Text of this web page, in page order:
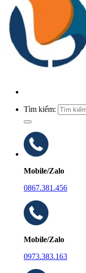
Tìm kiếm:
Mobile/Zalo
0867.381.456
Mobile/Zalo
0973.383.163